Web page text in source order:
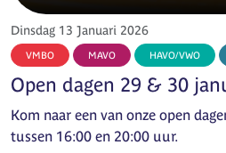
Dinsdag 13 Januari 2026
VMBO MAVO HAVO/VWO
Open dagen 29 & 30
Kom naar een van onze open
tussen 16:00 en 20:00 uur.